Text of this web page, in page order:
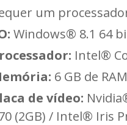
um
Windows® 8.1 64
Intel®
6 GB de RAM
de vídeo:
(2GB) / Intel® Iris